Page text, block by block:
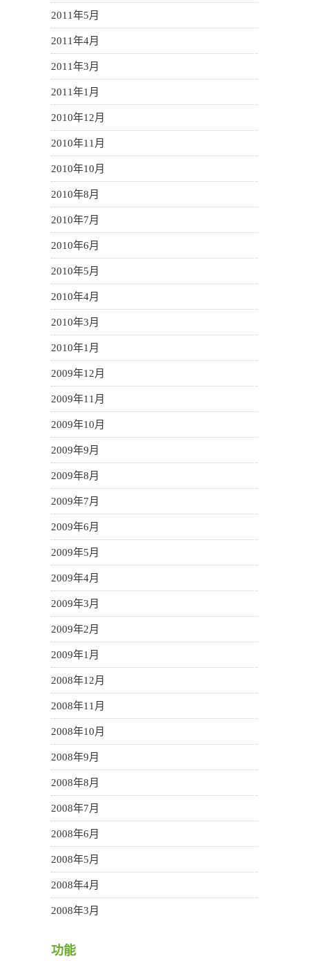
2011年5月
2011年4月
2011年3月
2011年1月
2010年12月
2010年11月
2010年10月
2010年8月
2010年7月
2010年6月
2010年5月
2010年4月
2010年3月
2010年1月
2009年12月
2009年11月
2009年10月
2009年9月
2009年8月
2009年7月
2009年6月
2009年5月
2009年4月
2009年3月
2009年2月
2009年1月
2008年12月
2008年11月
2008年10月
2008年9月
2008年8月
2008年7月
2008年6月
2008年5月
2008年4月
2008年3月
功能